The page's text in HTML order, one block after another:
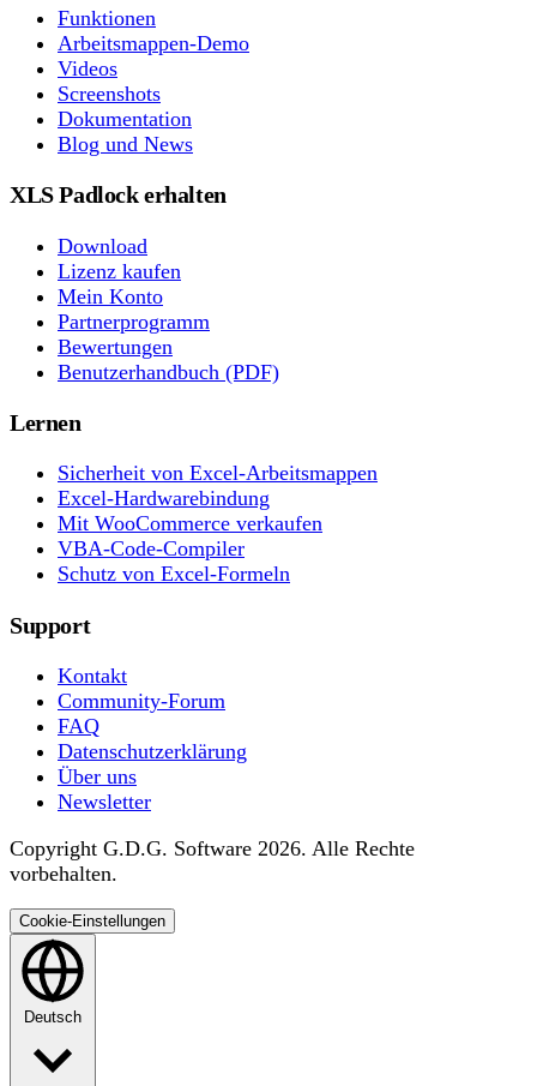
Funktionen
Arbeitsmappen-Demo
Videos
Screenshots
Dokumentation
Blog und News
XLS Padlock erhalten
Download
Lizenz kaufen
Mein Konto
Partnerprogramm
Bewertungen
Benutzerhandbuch (PDF)
Lernen
Sicherheit von Excel-Arbeitsmappen
Excel-Hardwarebindung
Mit WooCommerce verkaufen
VBA-Code-Compiler
Schutz von Excel-Formeln
Support
Kontakt
Community-Forum
FAQ
Datenschutzerklärung
Über uns
Newsletter
Copyright G.D.G. Software 2026. Alle Rechte
vorbehalten.
Cookie-Einstellungen
Deutsch